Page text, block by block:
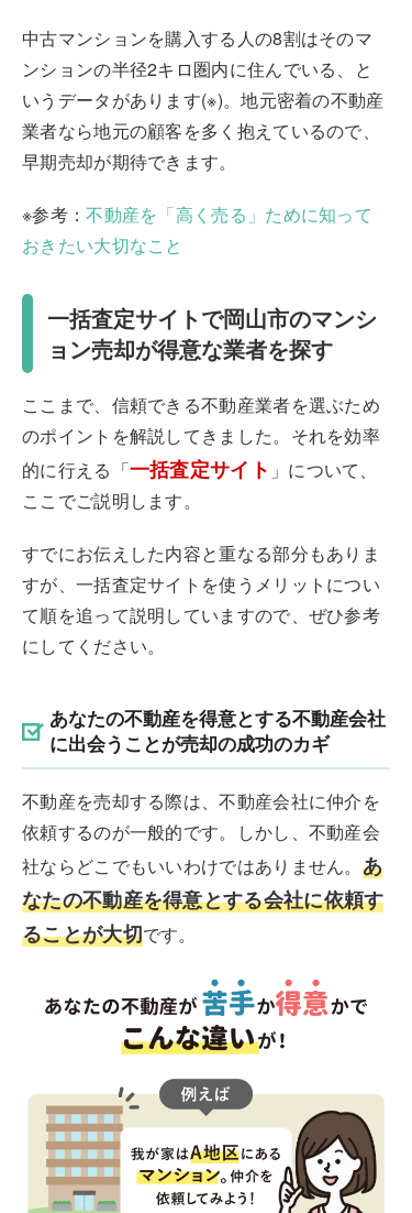
中古マンションを購入する人の8割はそのマ
ンションの半径2キロ圏内に住んでいる、と
いうデータがあります(※)。地元密着の不動産
業者なら地元の顧客を多く抱えているので、
早期売却が期待できます。
※参考：不動産を「高く売る」ために知って
おきたい大切なこと
一括査定サイトで岡山市のマンシ
ョン売却が得意な業者を探す
ここまで、信頼できる不動産業者を選ぶため
のポイントを解説してきました。それを効率
的に行える「一括査定サイト 」について、
ここでご説明します。
すでにお伝えした内容と重なる部分もありま
すが、一括査定サイトを使うメリットについ
て順を追って説明していますので、ぜひ参考
にしてください。
あなたの不動産を得意とする不動産会社
に出会うことが売却の成功のカギ
不動産を売却する際は、不動産会社に仲介を
依頼するのが一般的です。しかし、不動産会
社ならどこでもいいわけではありません。 あ
なたの不動産を得意とする会社に依頼す
ることが大切です。